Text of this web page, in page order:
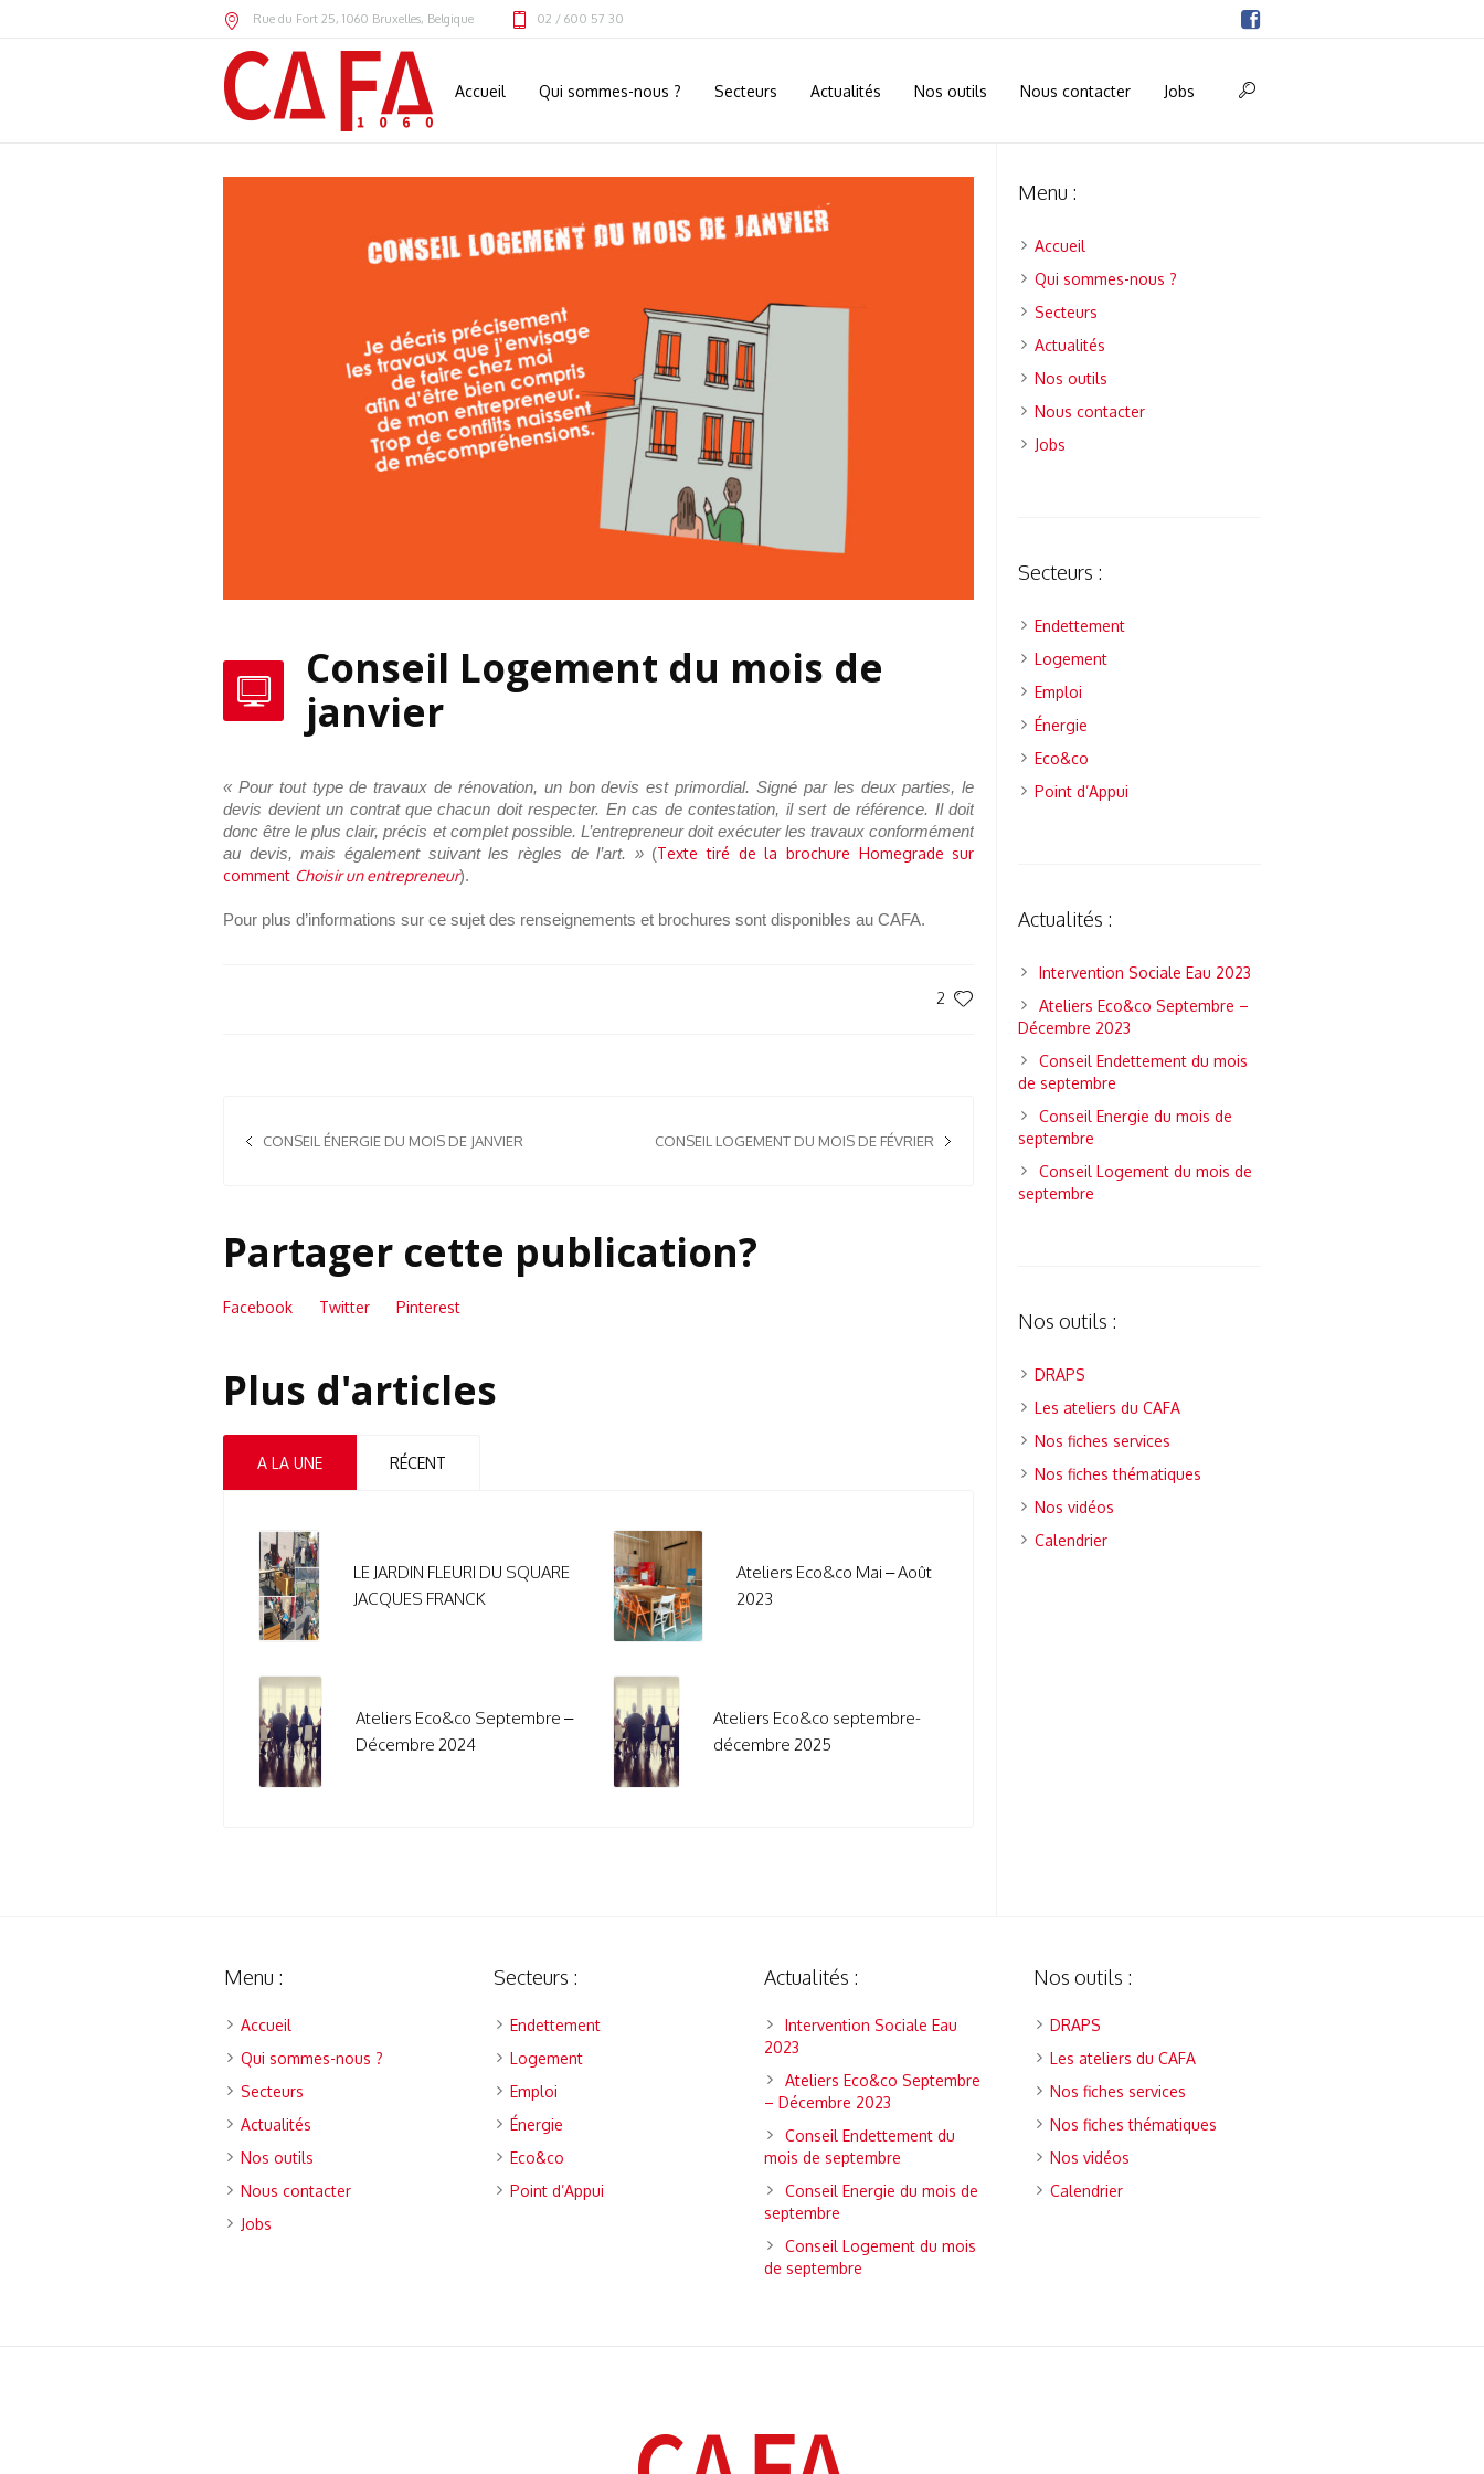
Rue du Fort 25, 1060 Bruxelles, Belgique 02 / 600 57 30
Accueil Qui sommes-nous ? Secteurs Actualités Nos outils Nous contacter Jobs
Conseil Logement du mois de
janvier
« Pour tout type de travaux de rénovation, un bon devis est primordial. Signé par les deux parties, le
devis devient un contrat que chacun doit respecter. En cas de contestation, il sert de référence. Il doit
donc être le plus clair, précis et complet possible. L’entrepreneur doit exécuter les travaux conformément
au devis, mais également suivant les règles de l’art. » (Texte tiré de la brochure Homegrade sur
comment Choisir un entrepreneur).
Pour plus d’informations sur ce sujet des renseignements et brochures sont disponibles au CAFA.
2
CONSEIL LOGEMENT DU MOIS DE FÉVRIER
CONSEIL ÉNERGIE DU MOIS DE JANVIER
Partager cette publication?
Facebook Twitter Pinterest
Plus d'articles
A LA UNE RÉCENT
LE JARDIN FLEURI DU SQUARE
JACQUES FRANCK
Ateliers Eco&co Mai – Août
2023
Ateliers Eco&co Septembre –
Décembre 2024
Ateliers Eco&co septembre-
décembre 2025
Menu :
Accueil
Qui sommes-nous ?
Secteurs
Actualités
Nos outils
Nous contacter
Jobs
Secteurs :
Endettement
Logement
Emploi
Énergie
Eco&co
Point d’Appui
Actualités :
Intervention Sociale Eau 2023
Ateliers Eco&co Septembre –
Décembre 2023
Conseil Endettement du mois
de septembre
Conseil Energie du mois de
septembre
Conseil Logement du mois de
septembre
Nos outils :
DRAPS
Les ateliers du CAFA
Nos fiches services
Nos fiches thématiques
Nos vidéos
Calendrier
Menu :
Accueil
Qui sommes-nous ?
Secteurs
Actualités
Nos outils
Nous contacter
Jobs
Secteurs :
Endettement
Logement
Emploi
Énergie
Eco&co
Point d’Appui
Actualités :
Intervention Sociale Eau
2023
Ateliers Eco&co Septembre
– Décembre 2023
Conseil Endettement du
mois de septembre
Conseil Energie du mois de
septembre
Conseil Logement du mois
de septembre
Nos outils :
DRAPS
Les ateliers du CAFA
Nos fiches services
Nos fiches thématiques
Nos vidéos
Calendrier